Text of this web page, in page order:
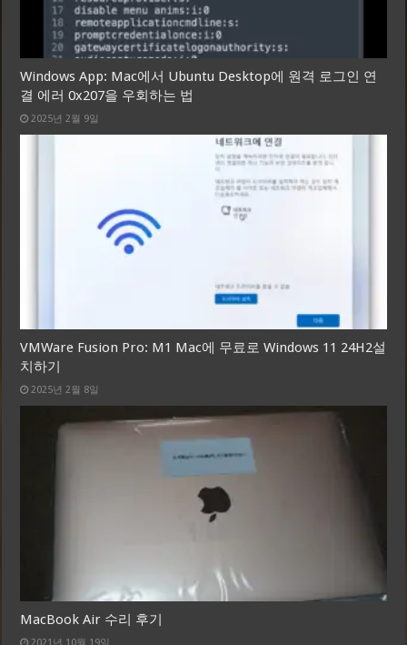
Windows App: Mac에서 Ubuntu Desktop에 원격 로그인 연
결 에러 0x207을 우회하는 법
2025년 2월 9일
VMWare Fusion Pro: M1 Mac에 무료로 Windows 11 24H2설
치하기
2025년 2월 8일
MacBook Air 수리 후기